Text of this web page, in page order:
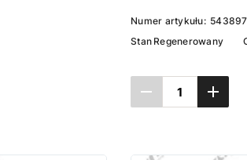
Numer artykułu:
Stan Regenerowany